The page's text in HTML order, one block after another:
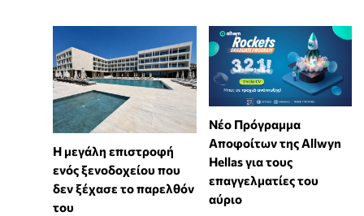
Η μεγάλη επιστροφή
ενός ξενοδοχείου που
δεν ξέχασε το παρελθόν
του
Νέο Πρόγραμμα
Αποφοίτων της Allwyn
Hellas για τους
επαγγελματίες του
αύριο